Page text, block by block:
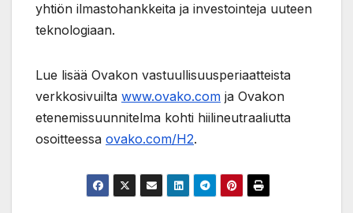
yhtiön ilmastohankkeita ja investointeja uuteen
teknologiaan.
Lue lisää Ovakon vastuullisuusperiaatteista
verkkosivuilta www.ovako.com ja Ovakon
etenemissuunnitelma kohti hiilineutraaliutta
osoitteessa ovako.com/H2.